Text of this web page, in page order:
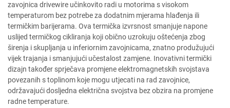
zavojnica drivewire učinkovito radi u motorima s visokom
temperaturom bez potrebe za dodatnim mjerama hlađenja ili
termičkim barijerama. Ova termička izvrsnost smanjuje napone
uslijed termičkog cikliranja koji obično uzrokuju oštećenja zbog
širenja i skupljanja u inferiornim zavojnicama, znatno produžujući
vijek trajanja i smanjujući učestalost zamjene. Inovativni termički
dizajn također sprječava promjene elektromagnetskih svojstava
povezanih s toplinom koje mogu utjecati na rad zavojnice,
održavajući dosljedna električna svojstva bez obzira na promjene
radne temperature.